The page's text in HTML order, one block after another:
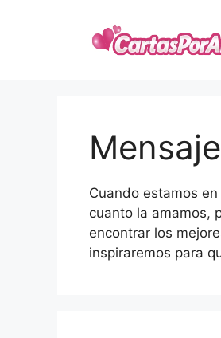
Cuando estamos
cuanto la amamos,
encontrar los
inspiraremos para